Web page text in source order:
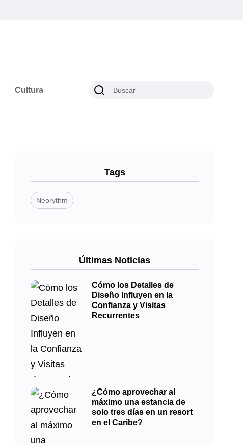
Cultura
Tags
Neorythm
Últimas Noticias
Cómo los Detalles de
Diseño Influyen en la
Confianza y Visitas
Recurrentes
¿Cómo aprovechar al
máximo una estancia de
solo tres días en un resort
en el Caribe?